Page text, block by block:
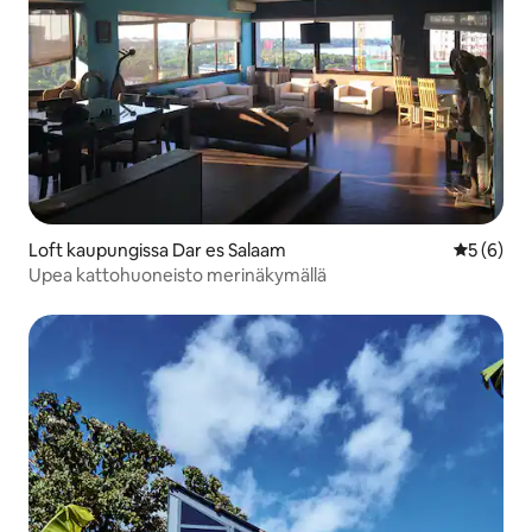
Loft kaupungissa Dar es Salaam
5 (6)
Upea kattohuoneisto merinäkymällä